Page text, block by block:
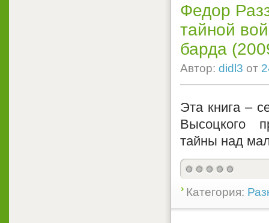
Федор
тайной
барда
Автор: didl3 от
Эта книга –
Высоцкого
тайны над
Категория: